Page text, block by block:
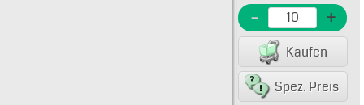
EME
- +
Kaufen
Spez. Preis